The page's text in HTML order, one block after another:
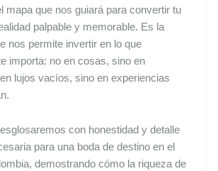
mapa que nos guiará para convertir tu
palpable y memorable. Es la
nos permite invertir en lo que
importa: no en cosas, sino en
lujos vacíos, sino en experiencias
con honestidad y detalle
para una boda de destino en el
demostrando cómo la riqueza de